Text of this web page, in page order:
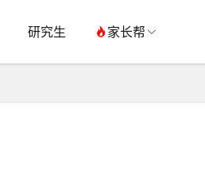
研究生 家长帮